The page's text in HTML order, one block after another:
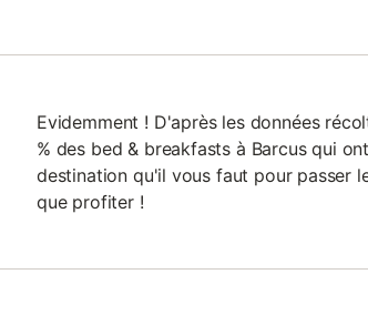
Evidemment ! D'après les données
% des bed & breakfasts à Barcus qui
destination qu'il vous faut pour passer
que profiter !